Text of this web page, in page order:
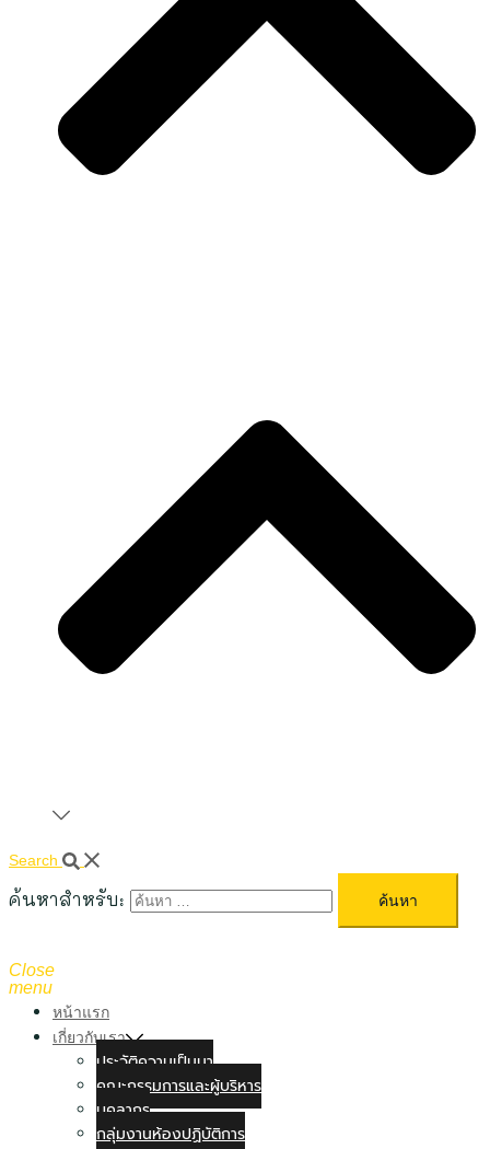
Search
ค้นหาสำหรับ:
Close
menu
หน้าแรก
เกี่ยวกับเรา
ประวัติความเป็นมา
คณะกรรมการและผู้บริหาร
บุคลากร
กลุ่มงานห้องปฏิบัติการ